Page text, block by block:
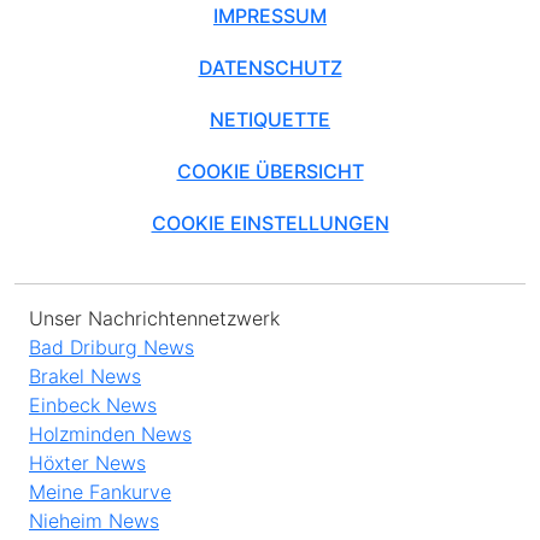
IMPRESSUM
DATENSCHUTZ
NETIQUETTE
COOKIE ÜBERSICHT
COOKIE EINSTELLUNGEN
Unser Nachrichtennetzwerk
Bad Driburg News
Brakel News
Einbeck News
Holzminden News
Höxter News
Meine Fankurve
Nieheim News